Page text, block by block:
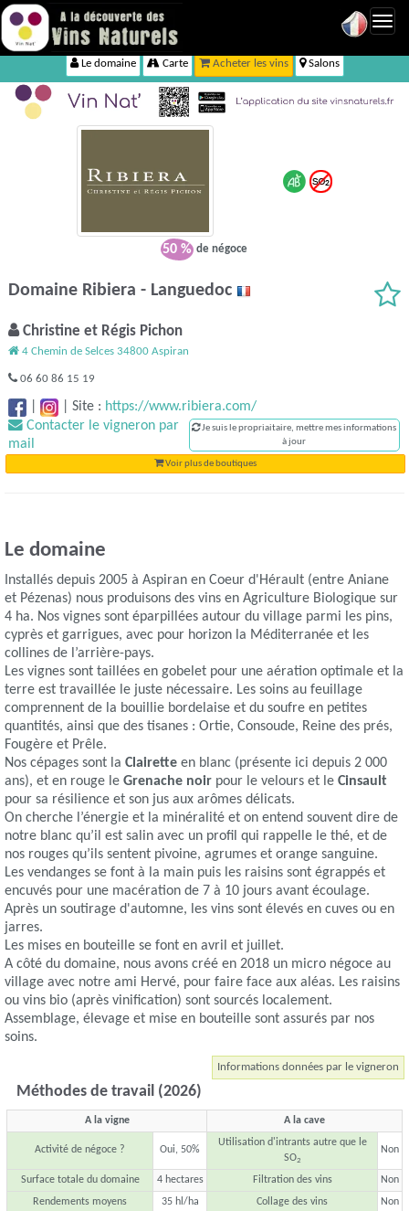
Le domaine Carte Acheter les vins Salons
50 % de négoce
Domaine Ribiera - Languedoc
Christine et Régis Pichon
4 Chemin de Selces 34800 Aspiran
06 60 86 15 19
| |Site : https://www.ribiera.com/
Contacter le vigneron par
mail
Je suis le propriaitaire, mettre mes informations
à jour
Voir plus de boutiques
Le domaine
Installés depuis 2005 à Aspiran en Coeur d'Hérault (entre Aniane
et Pézenas) nous produisons des vins en Agriculture Biologique sur
4 ha. Nos vignes sont éparpillées autour du village parmi les pins,
cyprès et garrigues, avec pour horizon la Méditerranée et les
collines de l’arrière-pays.
Les vignes sont taillées en gobelet pour une aération optimale et la
terre est travaillée le juste nécessaire. Les soins au feuillage
comprennent de la bouillie bordelaise et du soufre en petites
quantités, ainsi que des tisanes : Ortie, Consoude, Reine des prés,
Fougère et Prêle.
Nos cépages sont laClairette en blanc (présente ici depuis 2 000
ans), et en rouge leGrenache noir pour le velours et leCinsault
pour sa résilience et son jus aux arômes délicats.
On cherche l’énergie et la minéralité et on entend souvent dire de
notre blanc qu’il est salin avec un profil qui rappelle le thé, et de
nos rouges qu’ils sentent pivoine, agrumes et orange sanguine.
Les vendanges se font à la main puis les raisins sont égrappés et
encuvés pour une macération de 7 à 10 jours avant écoulage.
Après un soutirage d'automne, les vins sont élevés en cuves ou en
jarres.
Les mises en bouteille se font en avril et juillet.
A côté du domaine, nous avons créé en 2018 un micro négoce au
village avec notre ami Hervé, pour faire face aux aléas. Les raisins
ou vins bio (après vinification) sont sourcés localement.
Assemblage, élevage et mise en bouteille sont assurés par nos
soins.
Informations données par le vigneron
Méthodes de travail (2026)
A la vigne A la cave
Activité de négoce ? Oui, 50%
Utilisation d'intrants autre que le
SO2
Non
Surface totale du domaine 4 hectares Filtration des vins
Non
Rendements moyens
35 hl/ha Collage des vins Non